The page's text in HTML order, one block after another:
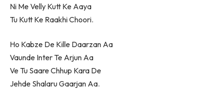
Ni Me Velly Kutt Ke Aaya
Tu Kutt Ke Raakhi Choori.
Ho Kabze De Kille Daarzan Aa
Vaunde Inter Te Arjun Aa
Ve Tu Saare Chhup Kara De
Jehde Shalaru Gaarjan Aa.